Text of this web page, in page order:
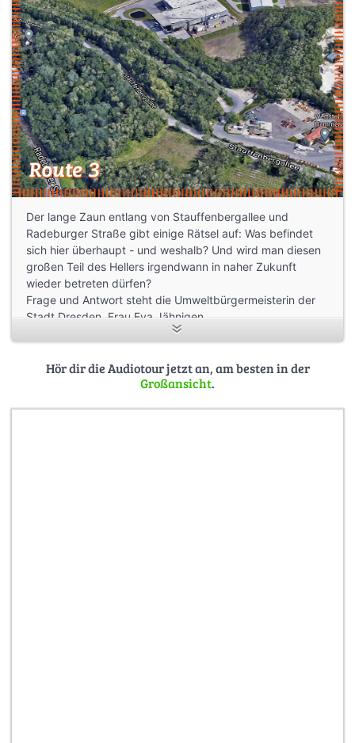
Der lange Zaun entlang von Stauffenbergallee und
Radeburger Straße gibt einige Rätsel auf: Was befindet
sich hier überhaupt - und weshalb? Und wird man diesen
großen Teil des Hellers irgendwann in naher Zukunft
wieder betreten dürfen?
Frage und Antwort steht die Umweltbürgermeisterin der
Stadt Dresden, Frau Eva Jähnigen.
Credits:
Das Interview mit Frau Jähnigen wurde am 14.01.2021
Hör dir die Audiotour jetzt an, am besten in der
Großansicht.